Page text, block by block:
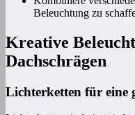
Beleuchtung zu
Kreative
Dachschrägen
Lichterketten für eine